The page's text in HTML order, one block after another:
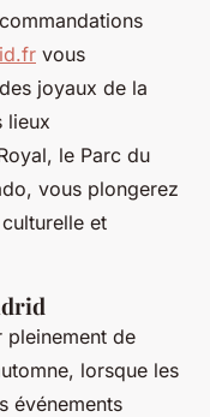
vous
joyaux de la
lieux
le Parc du
vous plongerez
et
de
lorsque les
événements